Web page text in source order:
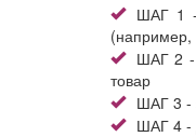
ШАГ 1 -
(например,
ШАГ 2 -
товар
ШАГ 3 -
ШАГ 4 -